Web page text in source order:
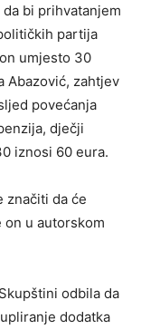
bi prihvatanjem
partija
umjesto 30
Abazović, zahtjev
povećanja
dječji
iznosi 60 eura.
značiti da će
on u autorskom
odbila da
dodatka